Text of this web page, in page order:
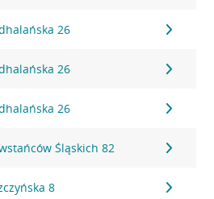
26
26
26
Śląskich 82
8